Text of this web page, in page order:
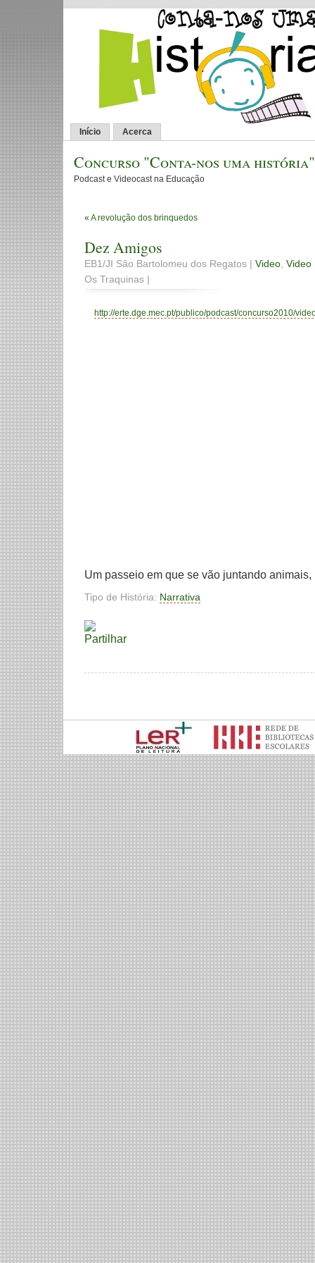
Início Acerca
Concurso "Conta-nos uma história"
Podcast e Videocast na Educação
« A revolução dos brinquedos
Dez Amigos
EB1/JI São Bartolomeu dos Regatos | Video, Video
Os Traquinas |
http://erte.dge.mec.pt/publico/podcast/concurso2010/
Um passeio em que se vão juntando animais,
Tipo de História: Narrativa